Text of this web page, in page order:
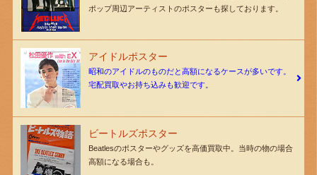
ポップ周辺アーティストのポスターも探しております。
アイドルポスター
昭和のアイドルのものだと高額になるケースが多いです。
宅配買取やお持ち込みも歓迎です。
ビートルズポスター
Beatlesのポスターやグッズを高価買取中。当時の物の場合
高額になる場合も。